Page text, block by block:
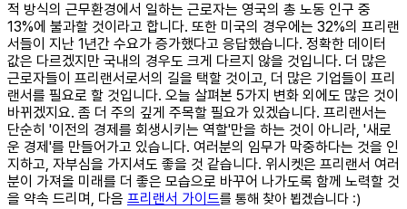
적 방식의 근무환경에서 일하는 근로자는 영국의 총 노동 인구 중
13%에 불과할 것이라고 합니다. 또한 미국의 경우에는 32%의 프리랜
서들이 지난 1년간 수요가 증가했다고 응답했습니다. 정확한 데이터
값은 다르겠지만 국내의 경우도 크게 다르지 않을 것입니다. 더 많은
근로자들이 프리랜서로서의 길을 택할 것이고, 더 많은 기업들이 프리
랜서를 필요로 할 것입니다. 오늘 살펴본 5가지 변화 외에도 많은 것이
바뀌겠지요. 좀 더 주의 깊게 주목할 필요가 있겠습니다. 프리랜서는
단순히 '이전의 경제를 회생시키는 역할'만을 하는 것이 아니라, '새로
운 경제'를 만들어가고 있습니다. 여러분의 임무가 막중하다는 것을 인
지하고, 자부심을 가지셔도 좋을 것 같습니다. 위시켓은 프리랜서 여러
분이 가져올 미래를 더 좋은 모습으로 바꾸어 나가도록 함께 노력할 것
을 약속 드리며, 다음 프리랜서 가이드를 통해 찾아 뵙겠습니다 :)